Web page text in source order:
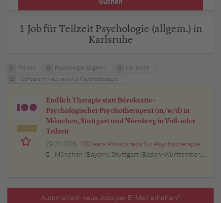
1 Job für Teilzeit Psychologie (allgem.) in
Karlsruhe
Teilzeit Psychologie (allgem.) Karlsruhe
100Fears Privatpraxis für Psychotherapie
Endlich Therapie statt Bürokratie –
Psychologischer Psychotherapeut (m/w/d) in
München, Stuttgart und Nürnberg in Voll- oder
Teilzeit
29.07.2026, 100Fears Privatpraxis für Psychotherapie
München (Bayern), Stuttgart (Baden-Württemberg), Nürnberg (Bayern), Esslingen am Neckar (Baden-Württemberg), Ludwigsburg (Baden-Württemberg), Sindelfingen (Baden-Württemberg), Böblingen (Baden-Württemberg), Waiblingen (Baden-Württemberg), Heilbronn (Baden-Württemberg), Reutlingen (Baden-Württemberg), Tübingen (Baden-Württemberg), Aalen (Baden-Württemberg), Schwäbisch Gmünd (Baden-Württemberg), Karlsruhe (Baden-Württemberg), Mannheim (Baden-Württemberg), Ulm (Baden-Württemberg), Pforzheim (Baden-Württemberg), Offenburg (Baden-Württemberg), Göppingen (Baden-Württemberg), Baden-Baden (Baden-Württemberg), Heidenheim an der Brenz (Baden-Württemberg), Ingolstadt (Bayern), Erlangen (Bayern), Regensburg (Bayern), Bamberg (Bayern), Bayreuth (Bayern)
Automatisch neue Jobs per E-Mail erhalten?